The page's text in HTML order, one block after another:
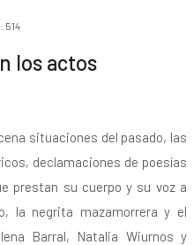
514
los actos
situaciones del pasado, las
declamaciones de poesías
prestan su cuerpo y su voz a
la negrita mazamorrera y el
Barral, Natalia Wiurnos y